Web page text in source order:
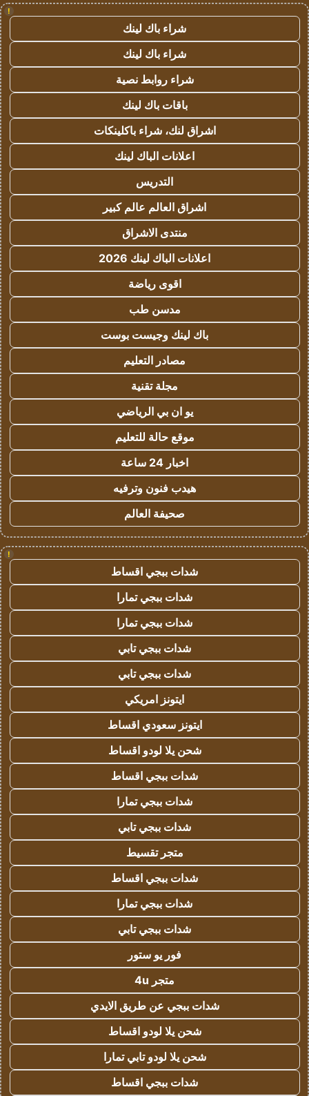
!
شراء باك لينك
شراء باك لينك
شراء روابط نصية
باقات باك لينك
اشراق لنك، شراء باكلينكات
اعلانات الباك لينك
التدريس
اشراق العالم عالم كبير
منتدى الاشراق
اعلانات الباك لينك 2026
اقوى رياضة
مدسن طب
باك لينك وجيست بوست
مصادر التعليم
مجلة تقنية
يو ان بي الرياضي
موقع حالة للتعليم
اخبار 24 ساعة
هيدب فنون وترفيه
صحيفة العالم
!
شدات ببجي اقساط
شدات ببجي تمارا
شدات ببجي تمارا
شدات ببجي تابي
شدات ببجي تابي
ايتونز امريكي
ايتونز سعودي اقساط
شحن يلا لودو اقساط
شدات ببجي اقساط
شدات ببجي تمارا
شدات ببجي تابي
متجر تقسيط
شدات ببجي اقساط
شدات ببجي تمارا
شدات ببجي تابي
فور يو ستور
متجر 4u
شدات ببجي عن طريق الايدي
شحن يلا لودو اقساط
شحن يلا لودو تابي تمارا
شدات ببجي اقساط